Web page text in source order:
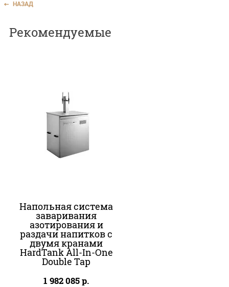
НАЗАД
Рекомендуемые
Напольная система
заваривания
азотирования и
раздачи напитков c
двумя кранами
HardTank All-In-One
Double Tap
1 982 085р.